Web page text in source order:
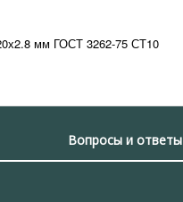
мм ГОСТ 3262-75 СТ10
Вопросы и ответы